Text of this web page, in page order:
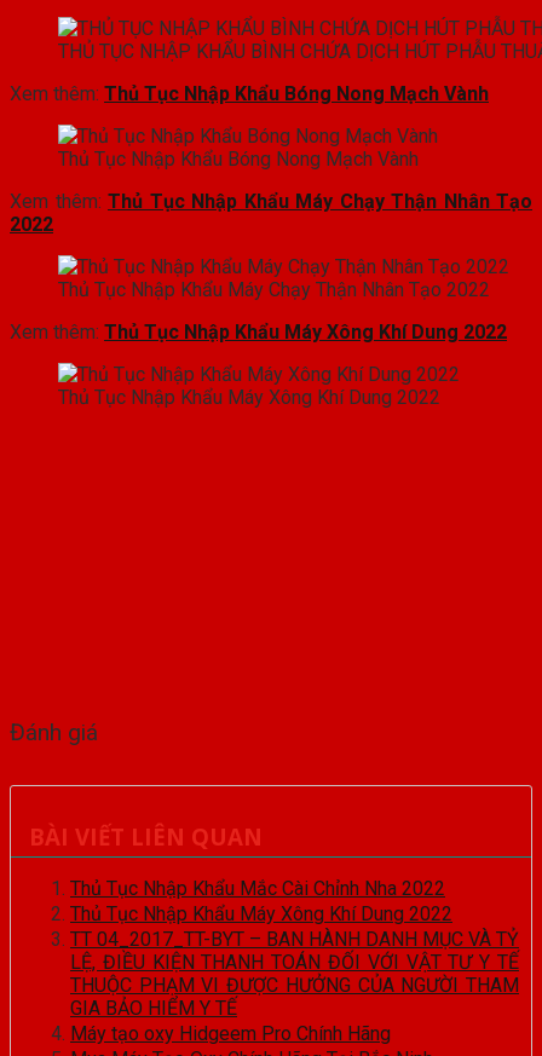
THỦ TỤC NHẬP KHẨU BÌNH CHỨA DỊCH HÚT PHẪU
Xem thêm: Thủ Tục Nhập Khẩu Bóng Nong Mạch Vành
Thủ Tục Nhập Khẩu Bóng Nong Mạch Vành
Xem thêm: Thủ Tục Nhập Khẩu Máy Chạy Thận Nhân Tạo
2022
Thủ Tục Nhập Khẩu Máy Chạy Thận Nhân Tạo 2022
Xem thêm: Thủ Tục Nhập Khẩu Máy Xông Khí Dung 2022
Thủ Tục Nhập Khẩu Máy Xông Khí Dung 2022
Đánh giá
BÀI VIẾT LIÊN QUAN
Thủ Tục Nhập Khẩu Mắc Cài Chỉnh Nha 2022
Thủ Tục Nhập Khẩu Máy Xông Khí Dung 2022
TT 04_2017_TT-BYT – BAN HÀNH DANH MỤC VÀ TỶ
LỆ, ĐIỀU KIỆN THANH TOÁN ĐỐI VỚI VẬT TƯ Y TẾ
THUỘC PHẠM VI ĐƯỢC HƯỞNG CỦA NGƯỜI THAM
GIA BẢO HIỂM Y TẾ
Máy tạo oxy Hidgeem Pro Chính Hãng